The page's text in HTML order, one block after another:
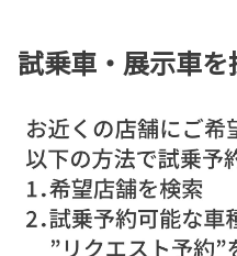
試乗車・展示車を